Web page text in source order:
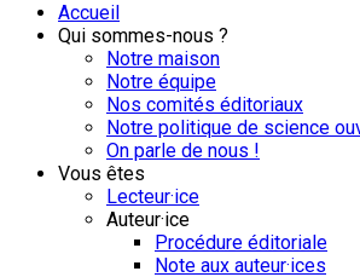
Accueil
Qui sommes-nous ?
Notre maison
Notre équipe
Nos comités éditoriaux
Notre politique de science
On parle de nous !
Vous êtes
Lecteur·ice
Auteur·ice
Procédure éditoriale
Note aux auteur·ices